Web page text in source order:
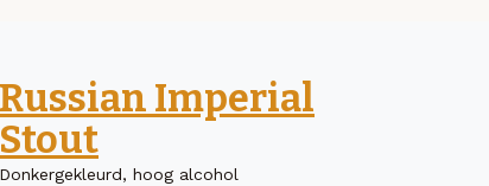
Russian Imperial
Stout
Donkergekleurd, hoog alcohol